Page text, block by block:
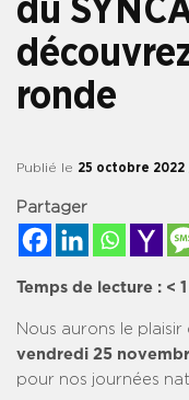
du
ronde
Publié le 25 octobre 2022
Partager
Temps de lecture : < 1
Nous aurons le
vendredi 25
pour nos journées